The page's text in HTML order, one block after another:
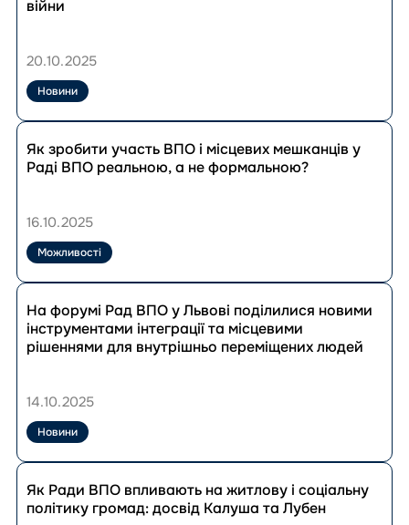
ВПО:
нові
підходи
до
розвитку
громад
Україні
війни
війни
20.10.2025
Новини
Перейти
до
публікації
участь
місцевих
мешканців
Раді
ВПО
реальною,
формальною?
Як зробити участь ВПО і місцевих мешканців у
Раді ВПО реальною, а не формальною?
16.10.2025
Можливості
Перейти
до
публікації
На
форумі
ВПО
Львові
поділилися
новими
інструментами
інтеграції
та
На форумі Рад ВПО у Львові поділилися новими
інструментами інтеграції та місцевими
рішеннями для внутрішньо переміщених людей
14.10.2025
Новини
Перейти
до
публікації
Як Ради ВПО впливають на житлову і соціальну
політику громад: досвід Калуша та Лубен